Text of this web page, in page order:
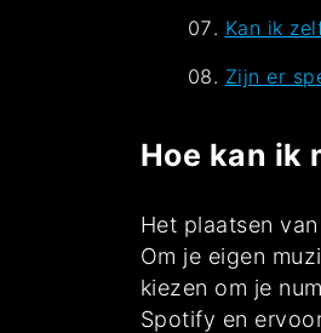
Kan ik
Zijn er
Hoe kan ik
Het plaatsen
Om je eigen
kiezen om je
Spotify en